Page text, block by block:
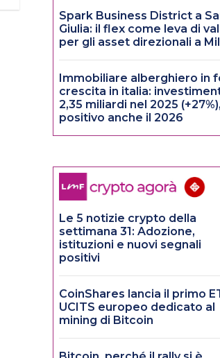
Spark Business District a
Giulia: il flex come leva di
per gli asset direzionali a
Immobiliare alberghiero in
crescita in italia:
2,35 miliardi nel 2025 (+27%),
positivo anche il 2026
Le 5 notizie crypto della
settimana 31: Adozione,
istituzioni e nuovi segnali
positivi
CoinShares lancia il primo
UCITS europeo dedicato al
mining di Bitcoin